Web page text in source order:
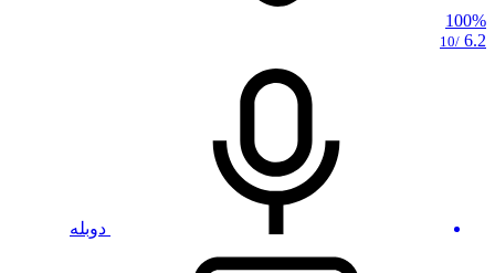
100%
6.2
/10
دوبله